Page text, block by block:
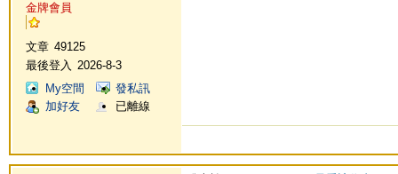
金牌會員
文章 49125
最後登入
2026-8-3
My空間
發私訊
加好友
已離線